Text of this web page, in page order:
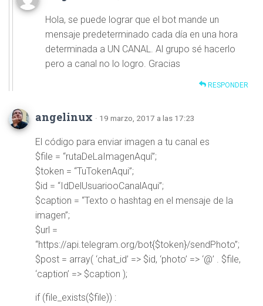
Hola, se puede lograr que el bot mande un
mensaje predeterminado cada día en una hora
determinada a UN CANAL. Al grupo sé hacerlo
pero a canal no lo logro. Gracias
RESPONDER
angelinux · 19 marzo, 2017 a las 17:23
El código para enviar imagen a tu canal es
$file = “rutaDeLaImagenAquí”;
$token = “TuTokenAqui”;
$id = “IdDelUsuariooCanalAqui”;
$caption = “Texto o hashtag en el mensaje de la
imagen”;
$url =
“https://api.telegram.org/bot{$token}/sendPhoto”;
$post = array( ‘chat_id’ => $id, ‘photo’ => ‘@’ . $file,
‘caption’ => $caption );
if (file_exists($file)) :